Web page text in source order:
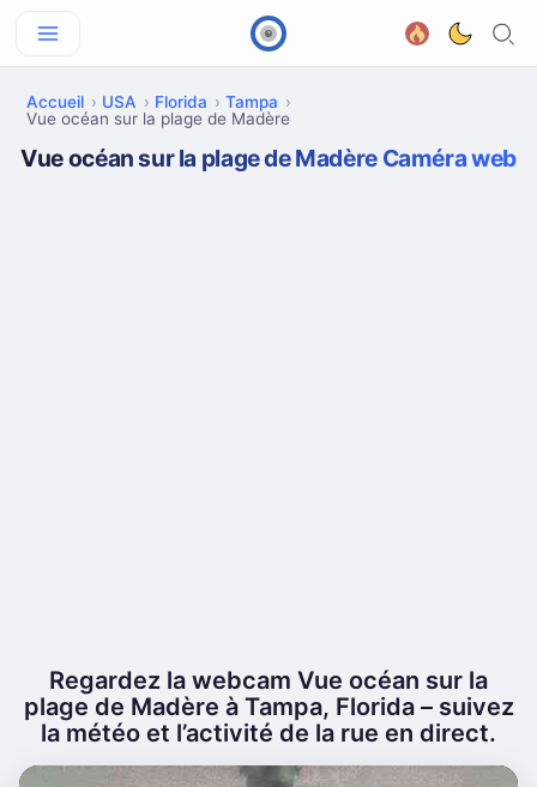
Accueil USA Florida
Tampa
Vue océan sur la plage de Madère
Vue océan sur la plage de Madère Caméra web
Regardez la webcam Vue océan sur la
plage de Madère à Tampa, Florida – suivez
la météo et l’activité de la rue en direct.